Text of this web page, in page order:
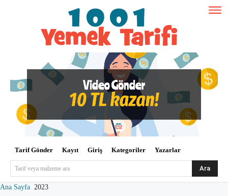
Tarif Gönder Kayıt Giriş Kategoriler Yazarlar
Tarif veya malzeme ara Ara
Ana Sayfa 2023